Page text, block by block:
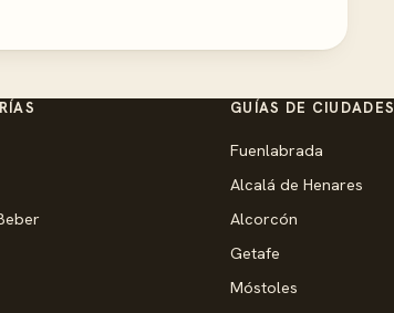
GUÍAS DE CIUDADES
Fuenlabrada
Alcalá de Henares
Alcorcón
Getafe
Móstoles